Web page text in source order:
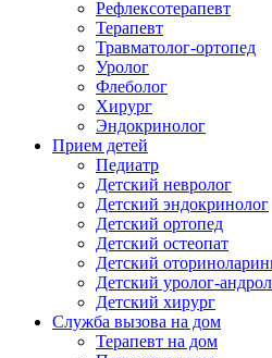
Рефлексотерапевт
Терапевт
Травматолог-ортопед
Уролог
Флеболог
Хирург
Эндокринолог
Прием детей
Педиатр
Детский невролог
Детский эндокринолог
Детский ортопед
Детский остеопат
Детский
Детский уролог-
Детский хирург
Служба вызова на дом
Терапевт на дом